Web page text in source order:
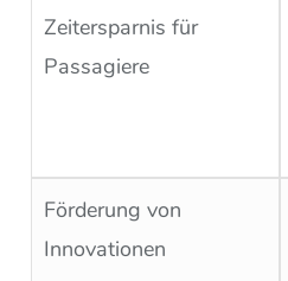
Zeitersparnis für
Passagiere
Förderung von
Innovationen